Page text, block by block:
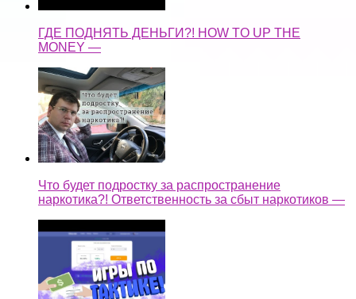
ГДЕ ПОДНЯТЬ ДЕНЬГИ?! HOW TO UP THE
MONEY —
Что будет подростку за распространение
наркотика?! Ответственность за сбыт наркотиков —